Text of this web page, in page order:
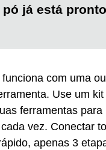
já está
com uma
Use um kit
ferramentas para
vez. Conectar
apenas 3